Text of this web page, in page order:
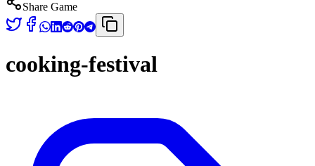
Share Game
cooking-festival